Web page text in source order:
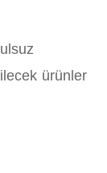
ürünler